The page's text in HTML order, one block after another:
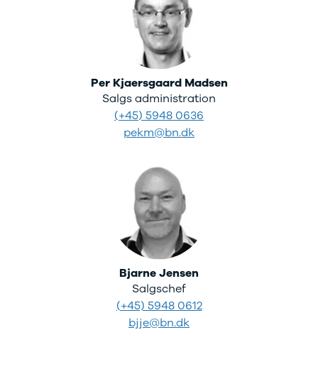
Per Kjaersgaard Madsen
Salgs administration
(+45) 5948 0636
pekm@bn.dk
Bjarne Jensen
Salgschef
(+45) 5948 0612
bjje@bn.dk